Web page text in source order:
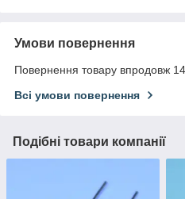
Умови повернення
Повернення товару впродовж
Всі умови повернення
Подібні товари компанії